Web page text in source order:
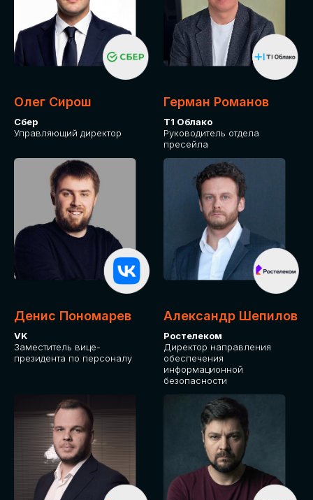
Олег Сирош
Сбер
Управляющий директор
Герман Романов
Т1 Облако
Руководитель отдела
пресейла
Денис Пономарев
VK
Заместитель вице-
президента по персоналу
Александр Шепилов
Ростелеком
Директор направления
обеспечения
информационной
безопасности